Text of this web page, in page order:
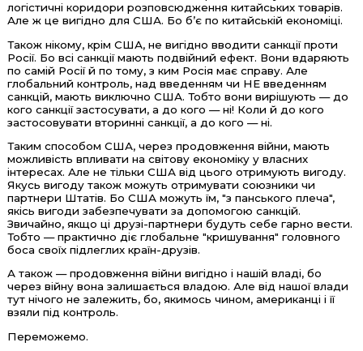
логістичні коридори розповсюдження китайських товарів.
Але ж це вигідно для США. Бо б’є по китайській економіці.
Також нікому, крім США, не вигідно вводити санкції проти
Росії. Бо всі санкції мають подвійний ефект. Вони вдаряють
по самій Росії й по тому, з ким Росія має справу. Але
глобальний контроль, над введенням чи НЕ введенням
санкцій, мають виключно США. Тобто вони вирішують — до
кого санкції застосувати, а до кого — ні! Коли й до кого
застосовувати вторинні санкції, а до кого — ні.
Таким способом США, через продовження війни, мають
можливість впливати на світову економіку у власних
інтересах. Але не тільки США від цього отримують вигоду.
Якусь вигоду також можуть отримувати союзники чи
партнери Штатів. Бо США можуть їм, "з панського плеча",
якісь вигоди забезпечувати за допомогою санкцій.
Звичайно, якщо ці друзі-партнери будуть себе гарно вести.
Тобто — практично діє глобальне "кришування" головного
боса своїх підлеглих країн-друзів.
А також — продовження війни вигідно і нашій владі, бо
через війну вона залишається владою. Але від нашої влади
тут нічого не залежить, бо, якимось чином, американці і її
взяли під контроль.
Переможемо.